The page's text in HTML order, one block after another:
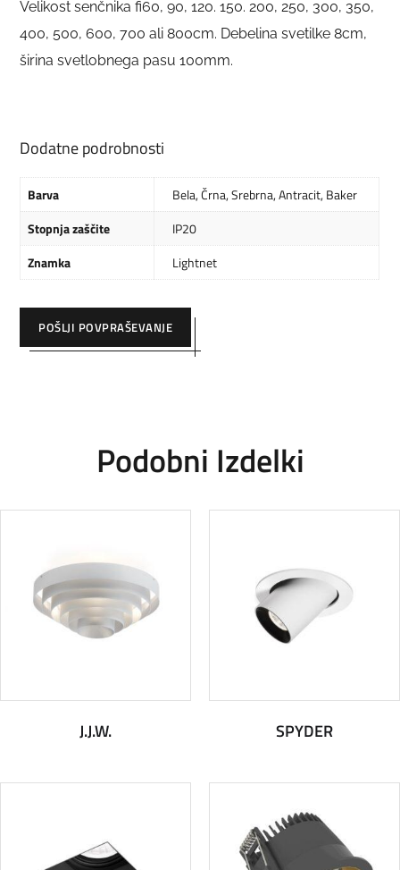
Velikost senčnika fi60, 90, 120. 150. 200, 250, 300, 350,
400, 500, 600, 700 ali 800cm. Debelina svetilke 8cm,
širina svetlobnega pasu 100mm.
Dodatne podrobnosti
Barva Bela,Črna,Srebrna,Antracit,Baker
Stopnja zaščite
IP20
Znamka
Lightnet
POŠLJI POVPRAŠEVANJE
Podobni Izdelki
J.J.W. SPYDER